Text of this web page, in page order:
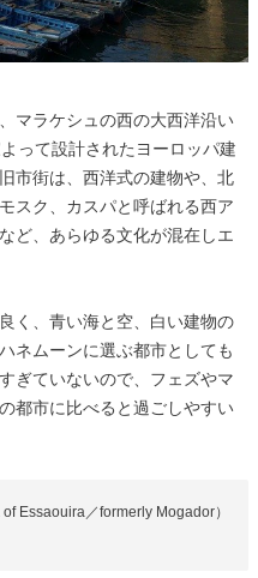
マラケシュの西の大西洋沿い
って設計されたヨーロッパ建
市街は、西洋式の建物や、北
スク、カスパと呼ばれる西ア
ど、あらゆる文化が混在しエ
く、青い海と空、白い建物の
ネムーンに選ぶ都市としても
ぎていないので、フェズやマ
都市に比べると過ごしやすい
Essaouira／formerly Mogador）